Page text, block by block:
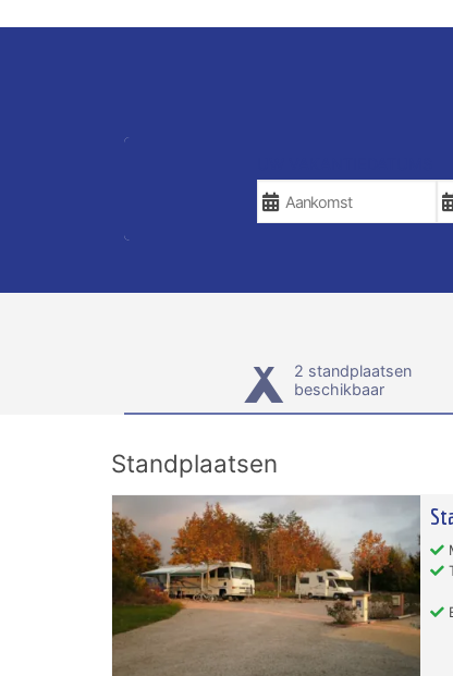
2 standplaatsen
beschikbaar
Standplaatsen